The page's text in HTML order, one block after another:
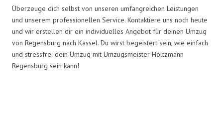
Überzeuge dich selbst von unseren umfangreichen Leistungen
und unserem professionellen Service. Kontaktiere uns noch heute
und wir erstellen dir ein individuelles Angebot für deinen Umzug
von Regensburg nach Kassel. Du wirst begeistert sein, wie einfach
und stressfrei dein Umzug mit Umzugsmeister Holtzmann
Regensburg sein kann!